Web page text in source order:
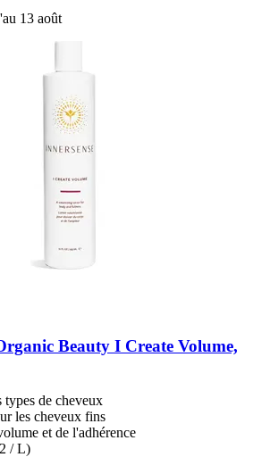
13 août
Beauty I Create Volume,
types de cheveux
les cheveux fins
et de l'adhérence
/ L)